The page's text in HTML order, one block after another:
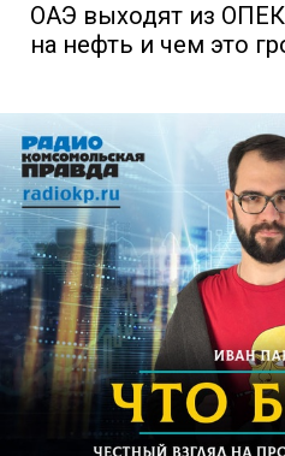
ОАЭ выходят из
на нефть и чем это